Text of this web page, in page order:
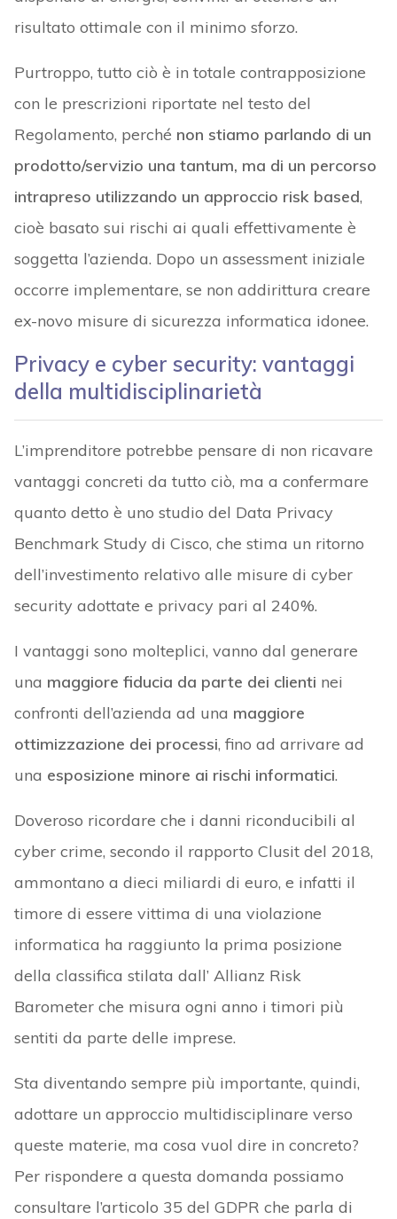
risultato ottimale con il minimo sforzo.
Purtroppo, tutto ciò è in totale contrapposizione
con le prescrizioni riportate nel testo del
Regolamento, perché non stiamo parlando di un
prodotto/servizio una tantum, ma di un percorso
intrapreso utilizzando un approccio risk based,
cioè basato sui rischi ai quali effettivamente è
soggetta l’azienda. Dopo un assessment iniziale
occorre implementare, se non addirittura creare
ex-novo misure di sicurezza informatica idonee.
Privacy e cyber security: vantaggi
della multidisciplinarietà
L’imprenditore potrebbe pensare di non ricavare
vantaggi concreti da tutto ciò, ma a confermare
quanto detto è uno studio del Data Privacy
Benchmark Study di Cisco, che stima un ritorno
dell’investimento relativo alle misure di cyber
security adottate e privacy pari al 240%.
I vantaggi sono molteplici, vanno dal generare
una maggiore fiducia da parte dei clienti nei
confronti dell’azienda ad una maggiore
ottimizzazione dei processi, fino ad arrivare ad
una esposizione minore ai rischi informatici.
Doveroso ricordare che i danni riconducibili al
cyber crime, secondo il rapporto Clusit del 2018,
ammontano a dieci miliardi di euro, e infatti il
timore di essere vittima di una violazione
informatica ha raggiunto la prima posizione
della classifica stilata dall’ Allianz Risk
Barometer che misura ogni anno i timori più
sentiti da parte delle imprese.
Sta diventando sempre più importante, quindi,
adottare un approccio multidisciplinare verso
queste materie, ma cosa vuol dire in concreto?
Per rispondere a questa domanda possiamo
consultare l’articolo 35 del GDPR che parla di